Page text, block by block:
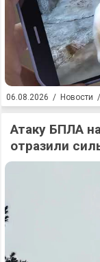
06.08.2026 / Новости /
Атаку БПЛА
отразили